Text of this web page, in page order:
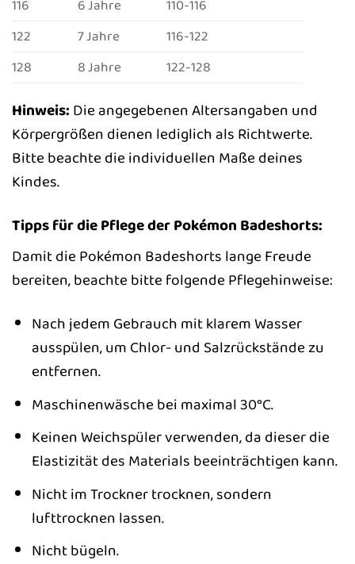
116 6 Jahre
110-116
122
7 Jahre
116-122
128
8 Jahre 122-128
Hinweis: Die angegebenen Altersangaben und
Körpergrößen dienen lediglich als Richtwerte.
Bitte beachte die individuellen Maße deines
Kindes.
Tipps für die Pflege der Pokémon Badeshorts:
Damit die Pokémon Badeshorts lange Freude
bereiten, beachte bitte folgende Pflegehinweise:
Nach jedem Gebrauch mit klarem Wasser
ausspülen, um Chlor- und Salzrückstände zu
entfernen.
Maschinenwäsche bei maximal 30°C.
Keinen Weichspüler verwenden, da dieser die
Elastizität des Materials beeinträchtigen kann.
Nicht im Trockner trocknen, sondern
lufttrocknen lassen.
Nicht bügeln.